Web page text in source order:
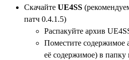
Скачайте UE4SS
патч 0.4.1.5)
Распакуйте архив
Поместите содержимое
её содержимое) в папку